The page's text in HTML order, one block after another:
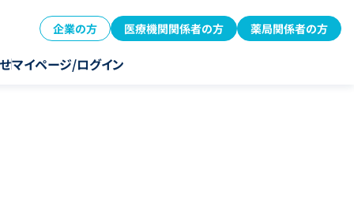
企業の方 医療機関関係者の方 薬局関係者の方
マイページ/ログイン